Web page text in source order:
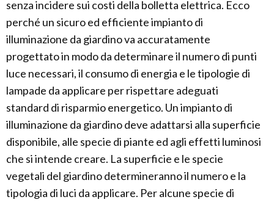
senza incidere sui costi della bolletta elettrica. Ecco
perché un sicuro ed efficiente impianto di
illuminazione da giardino va accuratamente
progettato in modo da determinare il numero di punti
luce necessari, il consumo di energia e le tipologie di
lampade da applicare per rispettare adeguati
standard di risparmio energetico. Un impianto di
illuminazione da giardino deve adattarsi alla superficie
disponibile, alle specie di piante ed agli effetti luminosi
che si intende creare. La superficie e le specie
vegetali del giardino determineranno il numero e la
tipologia di luci da applicare. Per alcune specie di